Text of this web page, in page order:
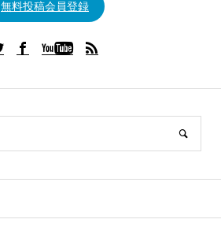
無料投稿会員登録